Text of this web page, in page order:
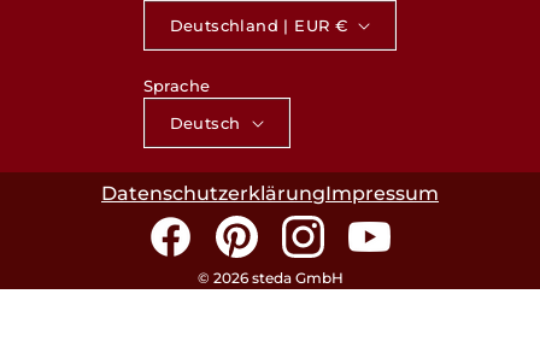
Deutschland | EUR €
Sprache
Deutsch
© 2026 steda GmbH
FacebookPinterestInstagramYouTube
DatenschutzerklärungImpressum